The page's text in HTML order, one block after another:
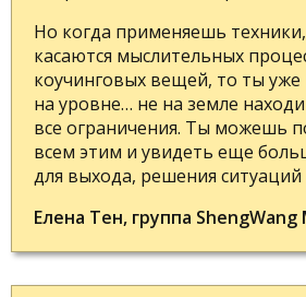
Но когда применяешь
касаются мыслительных
коучинговых вещей, то ты
на уровне… не на земле
все ограничения. Ты можешь
всем этим и увидеть еще
для выхода, решения ситуаций
Елена Тен, группа ShengWang